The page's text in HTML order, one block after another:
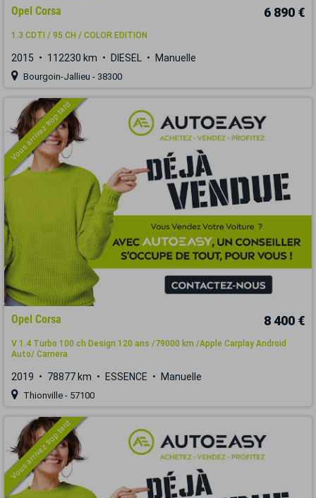
Opel Corsa 6 890 €
1.3 CDTI / 95 CH / COLOR EDITION
2015 112230 km DIESEL Manuelle
Bourgoin-Jallieu - 38300
Vous arrivez trop tard
Opel Corsa 8 400 €
V 1.4 Turbo 100 ch Design 120 ans /79000 km /Apple Carplay Android
Auto/ Camera
2019 78877 km ESSENCE Manuelle
Thionville - 57100
Vous arrivez trop tard